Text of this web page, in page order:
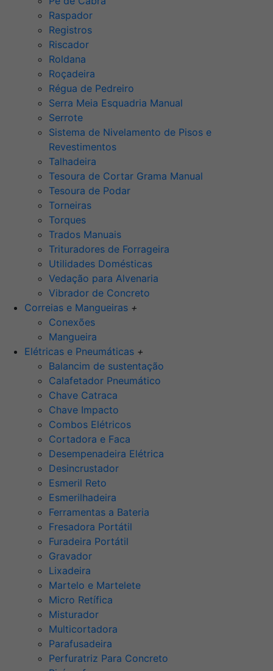
Raspador
Registros
Riscador
Roldana
Roçadeira
Régua de Pedreiro
Serra Meia Esquadria Manual
Serrote
Sistema de Nivelamento de Pisos e
Revestimentos
Talhadeira
Tesoura de Cortar Grama Manual
Tesoura de Podar
Torneiras
Torques
Trados Manuais
Trituradores de Forrageira
Utilidades Domésticas
Vedação para Alvenaria
Vibrador de Concreto
Correias e Mangueiras +
Conexões
Mangueira
Elétricas e Pneumáticas +
Balancim de sustentação
Calafetador Pneumático
Chave Catraca
Chave Impacto
Combos Elétricos
Cortadora e Faca
Desempenadeira Elétrica
Desincrustador
Esmeril Reto
Esmerilhadeira
Ferramentas a Bateria
Fresadora Portátil
Furadeira Portátil
Gravador
Lixadeira
Martelo e Martelete
Micro Retífica
Misturador
Multicortadora
Parafusadeira
Perfuratriz Para Concreto